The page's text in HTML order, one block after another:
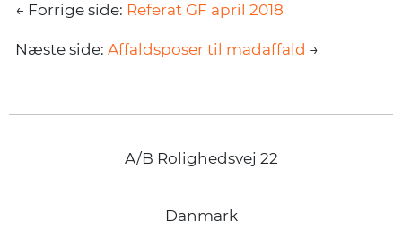
← Forrige side: Referat GF april 2018
Næste side: Affaldsposer til madaffald →
A/B Rolighedsvej 22
Danmark